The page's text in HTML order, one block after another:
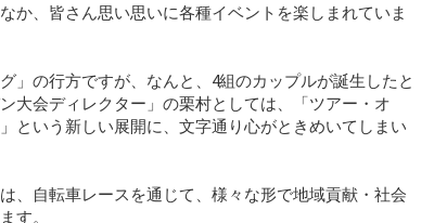
か、皆さん思い思いに各種イベントを楽しまれていま
」の行方ですが、なんと、4組のカップルが誕生したと
大会ディレクター」の栗村としては、「ツアー・オ
という新しい展開に、文字通り心がときめいてしまい
、自転車レースを通じて、様々な形で地域貢献・社会
す。